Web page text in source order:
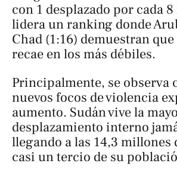
con 1 desplazado por cada
lidera un ranking donde
Chad (1:16) demuestran
recae en los más débiles.
Principalmente, se observa
nuevos focos de violencia
aumento. Sudán vive la
desplazamiento interno
llegando a las 14,3 millones
casi un tercio de su